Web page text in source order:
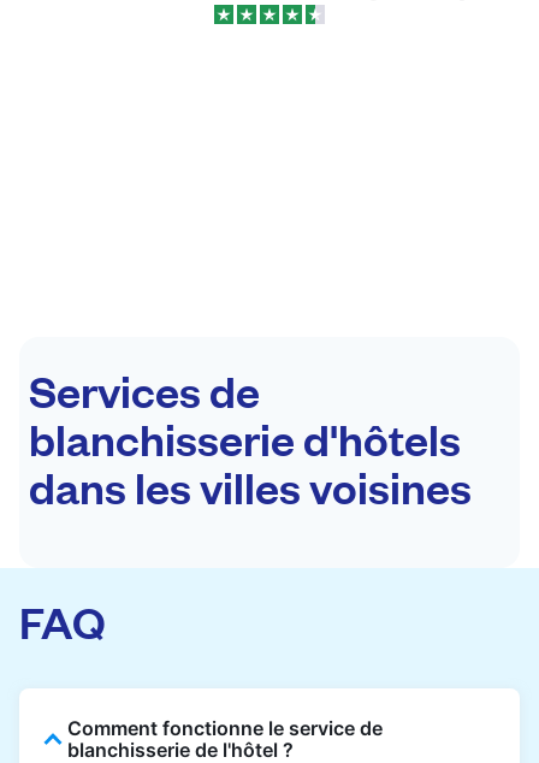
Services de
blanchisserie d'hôtels
dans les villes voisines
FAQ
Comment fonctionne le service de
blanchisserie de l'hôtel ?